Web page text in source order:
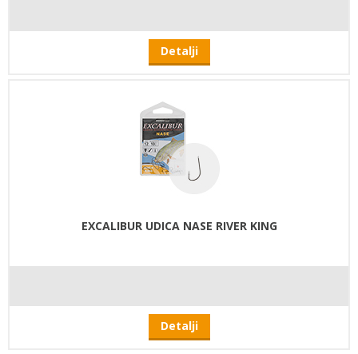
Detalji
EXCALIBUR UDICA NASE RIVER KING
Detalji